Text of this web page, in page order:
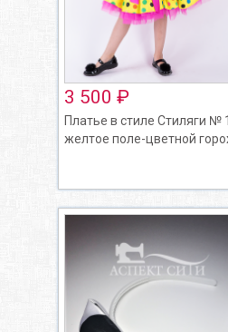
3 500 ₽
Платье в стиле Стиляги №
желтое поле-цветной